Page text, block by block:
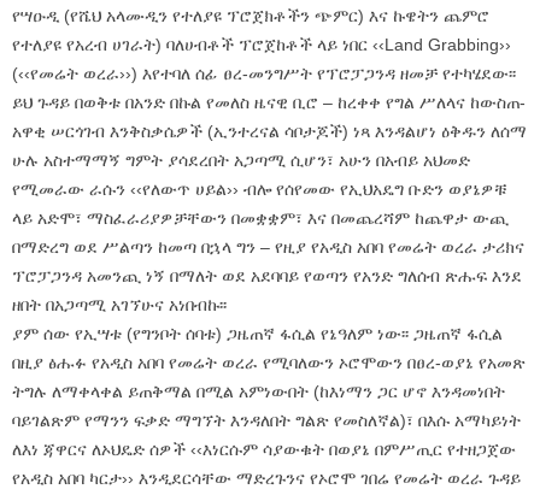
የሣዑዲ (የሼህ አላሙዲን የተለያዩ ፕሮጀክቶችን ጭምር) እና ኩዌትን ጨምሮ
የተለያዩ የአረብ ሀገራት) ባለሀብቶች ፕሮጀከቶች ላይ ነበር ‹‹Land Grabbing››
(‹‹የመሬት ወረራ››) እየተባለ ሰፊ ፀረ-መንግሥት የፕሮፓጋንዳ ዘመቻ የተካሄደው፡፡
ይህ ጉዳይ በወቅቱ በአንድ በኩል የመለስ ዜናዊ ቢሮ – ከረቀቀ የግል ሥለላና ከውስጠ-
አዋቂ ሠርጎገብ እንቅስቃሴዎች (ኢንተረናል ሳቦታጆች) ነጻ እንዳልሆነ ዕቅዱን ለሰማ
ሁሉ አስተማማኝ ግምት ያሳደረበት አጋጣሚ ሲሆን፣ አሁን በአብይ አህመድ
የሚመራው ራሱን ‹‹የለውጥ ሀይል›› ብሎ የሰየመው የኢህአዴግ ቡድን ወያኔዎቹ
ላይ አድሞ፣ ማስፈራሪያዎቻቸውን በመቋቋም፣ እና በመጨረሻም ከጨዋታ ውጪ
በማድረግ ወደ ሥልጣን ከመጣ በኋላ ግን – የዚያ የአዲስ አበባ የመሬት ወረራ ታሪክና
ፕሮፓጋንዳ አመንጪ ነኝ በማለት ወደ አደባባይ የወጣን የአንድ ግለሰብ ጽሑፍ እንደ
ዘበት በአጋጣሚ አገኘሁና አነበብኩ፡፡
ያም ሰው የኢሣቱ (የግንቦት ሰባቱ) ጋዜጠኛ ፋሲል የኔዓለም ነው፡፡ ጋዜጠኛ ፋሲል
በዚያ ፅሑፉ የአዲስ አበባ የመሬት ወረራ የሚባለውን ኦሮሞውን በፀረ-ወያኔ የአመጽ
ትግሉ ለማቀላቀል ይጠቅማል በሚል አምነውበት (ከእነማን ጋር ሆኖ እንዳመነበት
ባይገልጽም የማንን ፍቃድ ማግኘት እንዳለበት ግልጽ የመስለኛል)፣ በእሱ አማካይነት
ለእነ ጃዋርና ለኦህዴድ ሰዎች ‹‹እነርሱም ሳያውቁት በወያኔ በምሥጢር የተዘጋጀው
የአዲስ አበባ ካርታ›› እንዲደርሳቸው ማድረጉንና የኦሮሞ ገበሬ የመሬት ወረራ ጉዳይ